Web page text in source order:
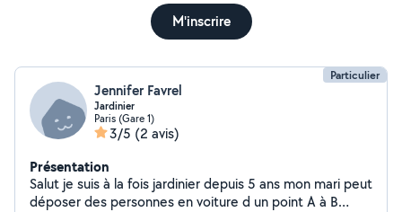
M'inscrire
Particulier
Jennifer Favrel
Jardinier
Paris (Gare 1)
3/5 (2 avis)
Présentation
Salut je suis à la fois jardinier depuis 5 ans mon mari peut
déposer des personnes en voiture d un point A à B